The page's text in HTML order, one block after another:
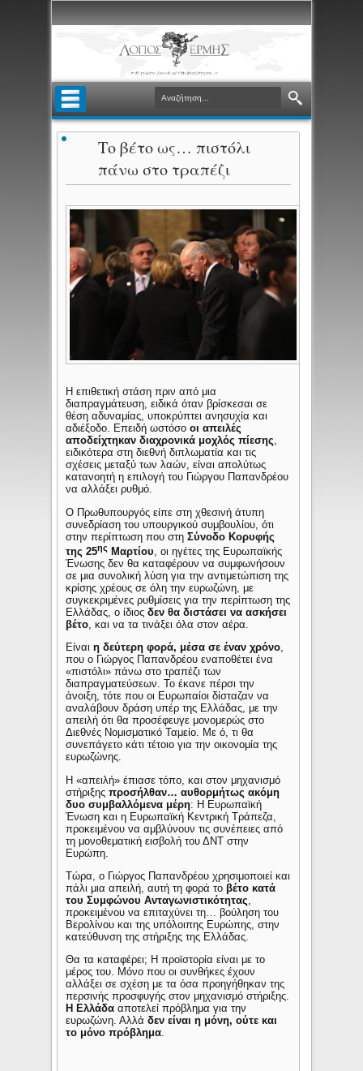
Το βέτο ως… πιστόλι
πάνω στο τραπέζι
Η επιθετική στάση πριν από μια
διαπραγμάτευση, ειδικά όταν βρίσκεσαι σε
θέση αδυναμίας, υποκρύπτει ανησυχία και
αδιέξοδο. Επειδή ωστόσοοι απειλές
αποδείχτηκαν διαχρονικά μοχλός πίεσης,
ειδικότερα στη διεθνή διπλωματία και τις
σχέσεις μεταξύ των λαών, είναι απολύτως
κατανοητή η επιλογή του Γιώργου Παπανδρέου
να αλλάξει ρυθμό.
Ο Πρωθυπουργός είπε στη χθεσινή άτυπη
συνεδρίαση του υπουργικού συμβουλίου, ότι
στην περίπτωση που στηΣύνοδο Κορυφής
της 25ης Μαρτίου, οι ηγέτες της Ευρωπαϊκής
Ένωσης δεν θα καταφέρουν να συμφωνήσουν
σε μια συνολική λύση για την αντιμετώπιση της
κρίσης χρέους σε όλη την ευρωζώνη, με
συγκεκριμένες ρυθμίσεις για την περίπτωση της
Ελλάδας, ο ίδιοςδεν θα διστάσει να ασκήσει
βέτο, και να τα τινάξει όλα στον αέρα.
Είναιη δεύτερη φορά, μέσα σε έναν χρόνο,
που ο Γιώργος Παπανδρέου εναποθέτει ένα
«πιστόλι» πάνω στο τραπέζι των
διαπραγματεύσεων. Το έκανε πέρσι την
άνοιξη, τότε που οι Ευρωπαίοι δίσταζαν να
αναλάβουν δράση υπέρ της Ελλάδας, με την
απειλή ότι θα προσέφευγε μονομερώς στο
Διεθνές Νομισματικό Ταμείο. Με ό, τι θα
συνεπάγετο κάτι τέτοιο για την οικονομία της
ευρωζώνης.
Η «απειλή» έπιασε τόπο, και στον μηχανισμό
στήριξηςπροσήλθαν… αυθορμήτως ακόμη
δυο συμβαλλόμενα μέρη: Η Ευρωπαϊκή
Ένωση και η Ευρωπαϊκή Κεντρική Τράπεζα,
προκειμένου να αμβλύνουν τις συνέπειες από
τη μονοθεματική εισβολή του ΔΝΤ στην
Ευρώπη.
Τώρα, ο Γιώργος Παπανδρέου χρησιμοποιεί και
πάλι μια απειλή, αυτή τη φορά το βέτο κατά
του Συμφώνου Ανταγωνιστικότητας,
προκειμένου να επιταχύνει τη… βούληση του
Βερολίνου και της υπόλοιπης Ευρώπης, στην
κατεύθυνση της στήριξης της Ελλάδας.
Θα τα καταφέρει; Η προϊστορία είναι με το
μέρος του. Μόνο που οι συνθήκες έχουν
αλλάξει σε σχέση με τα όσα προηγήθηκαν της
περσινής προσφυγής στον μηχανισμό στήριξης.
Η Ελλάδα αποτελεί πρόβλημα για την
ευρωζώνη. Αλλάδεν είναι η μόνη, ούτε και
το μόνο πρόβλημα.